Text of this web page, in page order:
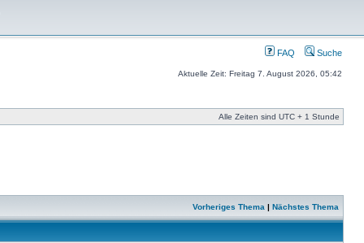
FAQ Suche
Aktuelle Zeit: Freitag 7. August 2026, 05:42
Alle Zeiten sind UTC + 1 Stunde
Vorheriges Thema | Nächstes Thema